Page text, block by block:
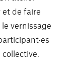
de faire
vernissage